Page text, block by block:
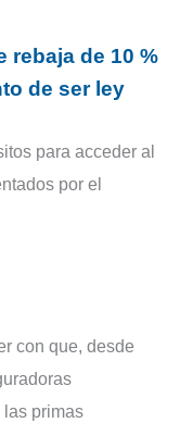
rebaja de 10 %
de ser ley
para acceder al
por el
con que, desde
las primas